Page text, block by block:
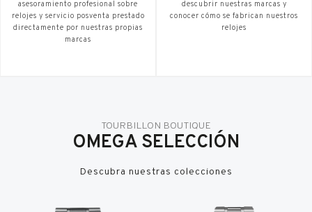
asesoramiento profesional sobre
relojes y servicio posventa prestado
directamente por nuestras propias
marcas
descubrir nuestras marcas y
conocer cómo se fabrican nuestros
relojes
TOURBILLON BOUTIQUE
OMEGA SELECCIÓN
Descubra nuestras colecciones